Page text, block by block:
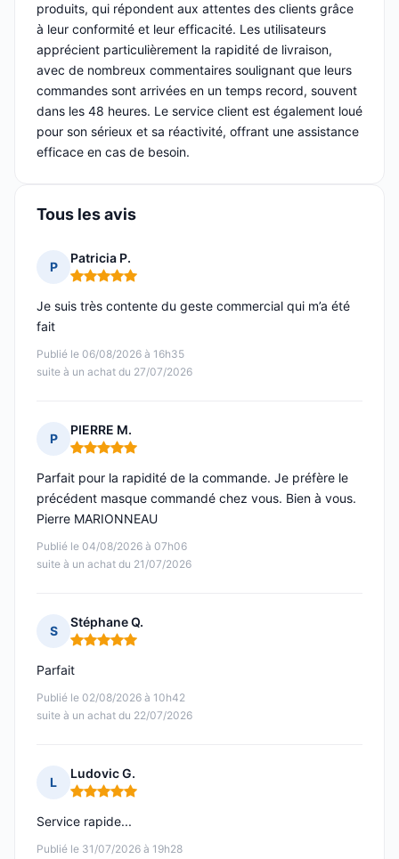
produits, qui répondent aux attentes des clients grâce
à leur conformité et leur efficacité. Les utilisateurs
apprécient particulièrement la rapidité de livraison,
avec de nombreux commentaires soulignant que leurs
commandes sont arrivées en un temps record, souvent
dans les 48 heures. Le service client est également loué
pour son sérieux et sa réactivité, offrant une assistance
efficace en cas de besoin.
Tous les avis
P
Patricia P.
Note : 5 sur 5
Publié le 06/08/2026 à 16h35
suite à un achat du 27/07/2026
Je suis très contente du geste commercial qui m’a été
fait
P
PIERRE M.
Note : 5 sur 5
Publié le 04/08/2026 à 07h06
suite à un achat du 21/07/2026
Parfait pour la rapidité de la commande. Je préfère le
précédent masque commandé chez vous. Bien à vous.
Pierre MARIONNEAU
S
Stéphane Q.
Note : 5 sur 5
Publié le 02/08/2026 à 10h42
suite à un achat du 22/07/2026
Parfait
L
Ludovic G.
Note : 5 sur 5
Publié le 31/07/2026 à 19h28
Service rapide...